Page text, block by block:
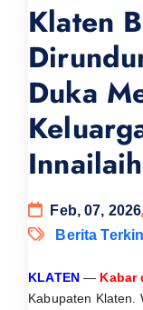
Klaten
Duka
Feb, 07, 2026
Berita
KLATEN— Kabar
Kabupaten Klaten.